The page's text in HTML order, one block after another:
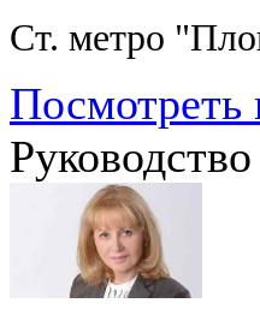
Ст. метро
Руководство